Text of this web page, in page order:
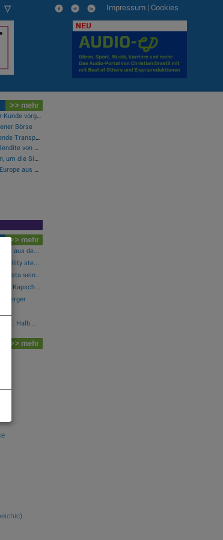
▽ Impressum | Cookies
NEU
>> mehr
Purina als erster NIQ ConnectAI Charter-Kunde vorgestellt
Börse
Cloudflare bietet Unternehmen umfassende Transparenz zur Überprüfung und Analyse des KI-Einsatzes
Perpetuals meldet eine hypothetische Rendite von 380 % im Backtest der KI-Engine, die die risikofreie Handelsplattform „UpsideOnly“ antreibt
LTM arbeitet mit Chainguard zusammen, um die Sicherheit der Software-Lieferkette durch BlueVerse™ RightLogic zu stärken
Börsegeschichte 6.8.: Extremes zu CPI Europe aus der Immofinanz-Ära (Börse Geschichte) (BörseGeschichte)
>> mehr
aus de...
ste...
Asta sein...
Kapsch ...
1. Halb...
>> mehr